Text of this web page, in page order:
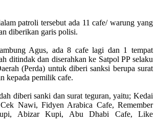
patroli tersebut ada 11 cafe/ warung yang
diberikan garis polisi.
Agus, ada 8 cafe lagi dan 1 tempat
ditindak dan diserahkan ke Satpol PP selaku
(Perda) untuk diberi sanksi berupa surat
kepada pemilik cafe.
diberi sanki dan surat teguran, yaitu; Kedai
Nawi, Fidyen Arabica Cafe, Remember
Abizar Kupi, Abu Dhabi Cafe, Like